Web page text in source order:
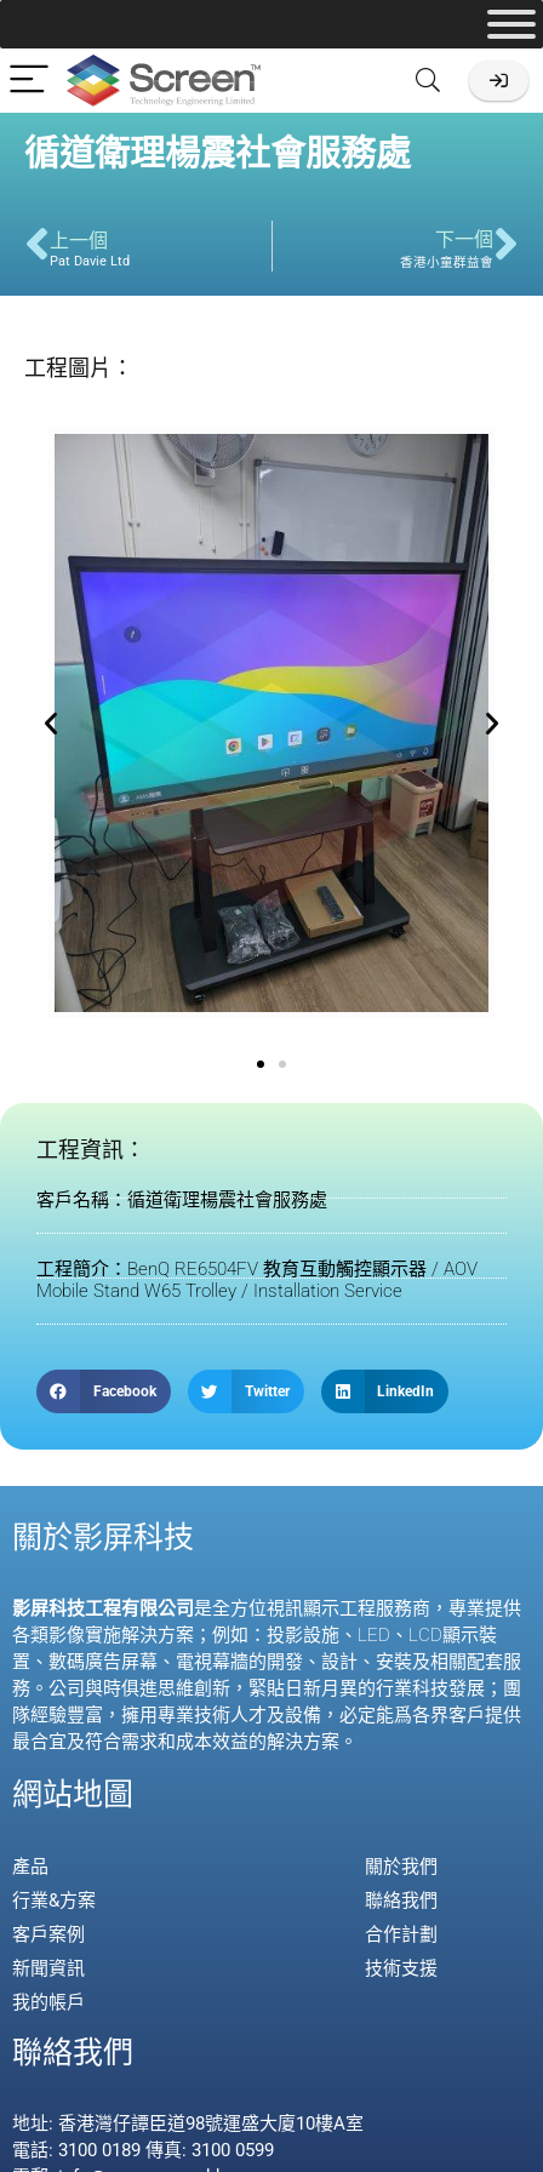
循道衛理楊震社會服務處
上一個
Pat Davie Ltd
下一個
香港小童群益會
工程圖片：
工程資訊：
客戶名稱：循道衛理楊震社會服務處
工程簡介：BenQ RE6504FV 教育互動觸控顯示器 / AOV
Mobile Stand W65 Trolley / Installation Service
Facebook Twitter LinkedIn
關於影屏科技
影屏科技工程有限公司 是全方位視訊顯示工程服務商，專業提供
各類影像實施解決方案；例如：投影設施、 LED 、 LCD顯示裝
置、數碼廣告屏幕、電視幕牆的開發、設計、安裝及相關配套服
務。公司與時俱進思維創新，緊貼日新月異的行業科技發展；團
隊經驗豐富，擁用專業技術人才及設備，必定能爲各界客戶提供
最合宜及符合需求和成本效益的解決方案。
網站地圖
產品
行業&方案
客戶案例
新聞資訊
我的帳戶
關於我們
聯絡我們
合作計劃
技術支援
聯絡我們
地址: 香港灣仔譚臣道98號運盛大廈10樓A室
電話: 3100 0189 傳真: 3100 0599